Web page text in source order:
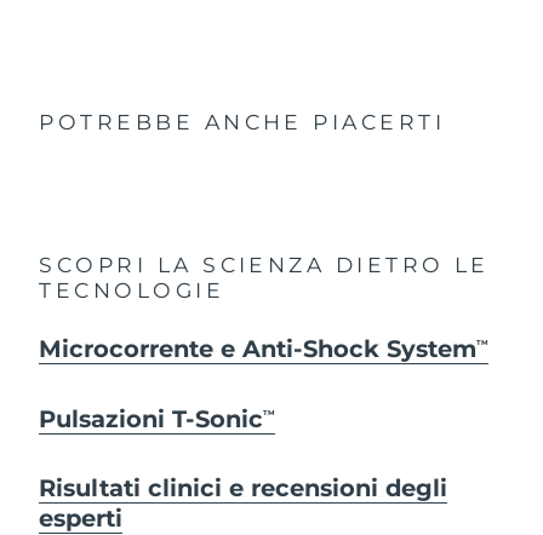
POTREBBE ANCHE PIACERTI
SCOPRI LA SCIENZA DIETRO LE
TECNOLOGIE
Microcorrente e Anti-Shock SystemTM
Pulsazioni T-SonicTM
Risultati clinici e recensioni degli
esperti